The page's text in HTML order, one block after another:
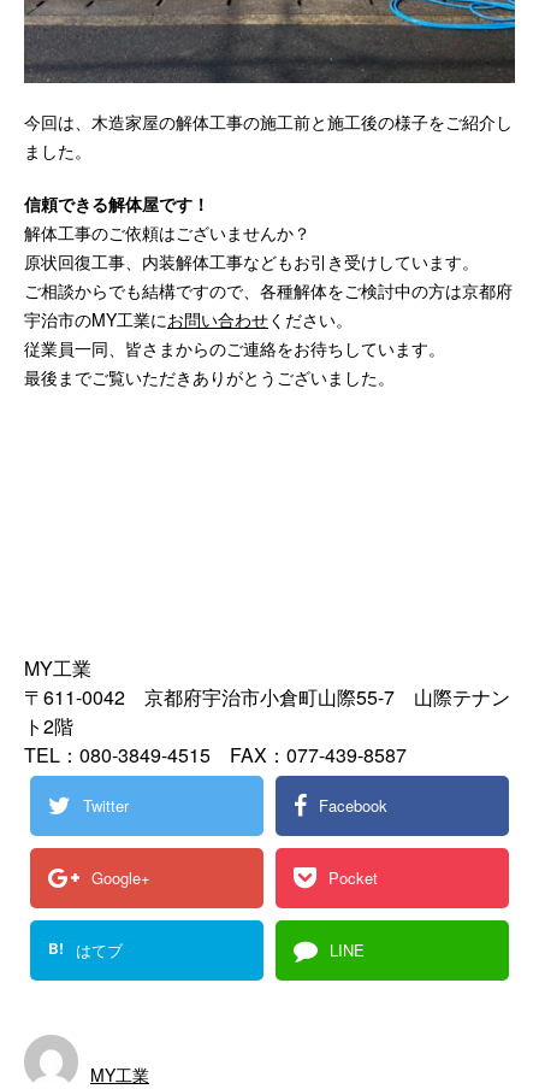
今回は、木造家屋の解体工事の施工前と施工後の様子をご紹介し
ました。
信頼できる解体屋です！
解体工事のご依頼はございませんか？
原状回復工事、内装解体工事などもお引き受けしています。
ご相談からでも結構ですので、各種解体をご検討中の方は京都府
宇治市のMY工業にお問い合わせください。
従業員一同、皆さまからのご連絡をお待ちしています。
最後までご覧いただきありがとうございました。
MY工業
〒611-0042 京都府宇治市小倉町山際55-7 山際テナン
ト2階
TEL：080-3849-4515 FAX：077-439-8587
Twitter Facebook
Google+ Pocket
B! はてブ LINE
MY工業